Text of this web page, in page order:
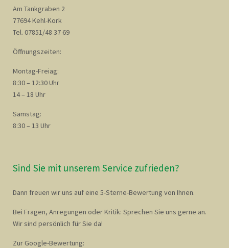
Am Tankgraben 2
77694 Kehl-Kork
Tel. 07851/48 37 69
Öffnungszeiten:
Montag-Freiag:
8:30 – 12:30 Uhr
14 – 18 Uhr
Samstag:
8:30 – 13 Uhr
Sind Sie mit unserem Service zufrieden?
Dann freuen wir uns auf eine 5-Sterne-Bewertung von Ihnen.
Bei Fragen, Anregungen oder Kritik: Sprechen Sie uns gerne an.
Wir sind persönlich für Sie da!
Zur Google-Bewertung: